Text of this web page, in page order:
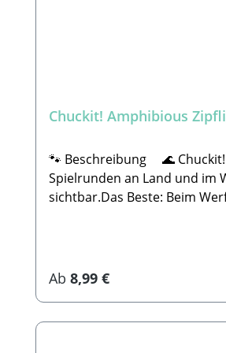
Chuckit! Amphibious
🐾 Beschreibung 🌊 Chuckit!
Spielrunden an Land und im
sichtbar.Das Beste: Beim
Regulärer Preis:
Ab 8,99 €